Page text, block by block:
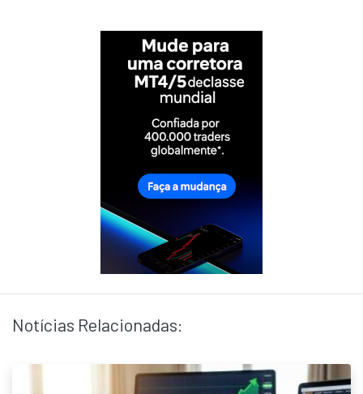
Notícias Relacionadas: